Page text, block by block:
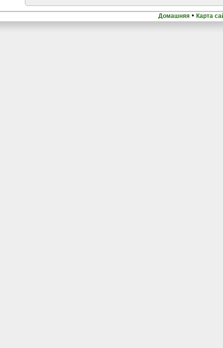
Домашняя • Карта